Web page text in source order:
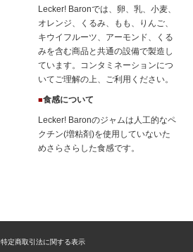
Lecker! Baronでは、卵、乳、小麦、
オレンジ、くるみ、もも、りんご、
キウイフルーツ、アーモンド、くる
みを含む商品と共通の設備で製造し
ています。コンタミネーションにつ
いてご理解の上、ご利用ください。
■食感について
Lecker! Baronのジャムは人工的なペ
クチン(増粘剤)を使用していないた
めさらさらした食感です。
特定商取引法に関する表示